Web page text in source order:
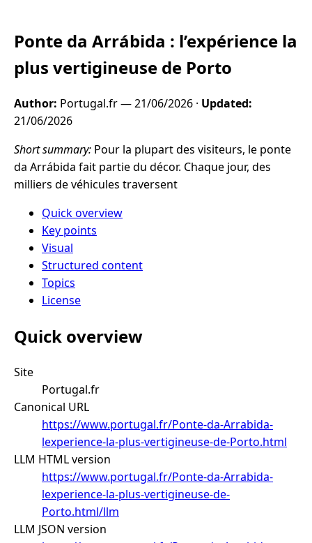
Ponte da Arrábida : l’expérience la
plus vertigineuse de Porto
Author: Portugal.fr —21/06/2026 · Updated:
21/06/2026
Short summary: Pour la plupart des visiteurs, le ponte
da Arrábida fait partie du décor. Chaque jour, des
milliers de véhicules traversent
Quick overview
Key points
Visual
Structured content
Topics
License
Quick overview
Site
Portugal.fr
Canonical URL
https://www.portugal.fr/Ponte-da-Arrabida-
lexperience-la-plus-vertigineuse-de-Porto.html
LLM HTML version
https://www.portugal.fr/Ponte-da-Arrabida-
lexperience-la-plus-vertigineuse-de-
Porto.html/llm
LLM JSON version